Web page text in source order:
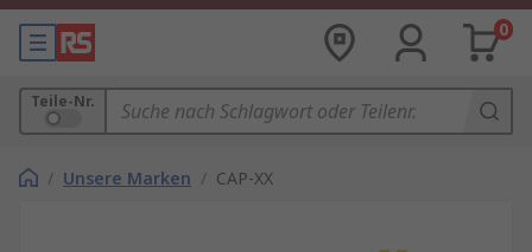
0
Teile-Nr.
/ Unsere Marken / CAP-XX